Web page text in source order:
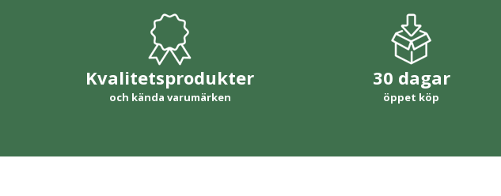
Kvalitetsprodukter
och kända varumärken
30 dagar
öppet köp